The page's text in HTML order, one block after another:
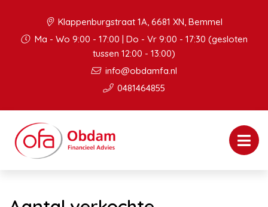
Klappenburgstraat 1A, 6681 XN, Bemmel
Ma - Wo 9:00 - 17:00 | Do - Vr 9:00 - 17:30 (gesloten
tussen 12:00 - 13:00)
info@obdamfa.nl
0481464855